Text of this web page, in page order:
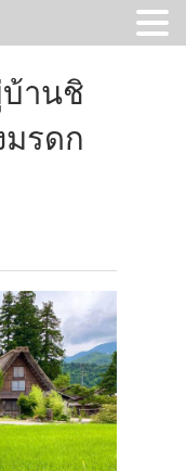
บ้านชิ
มรดก